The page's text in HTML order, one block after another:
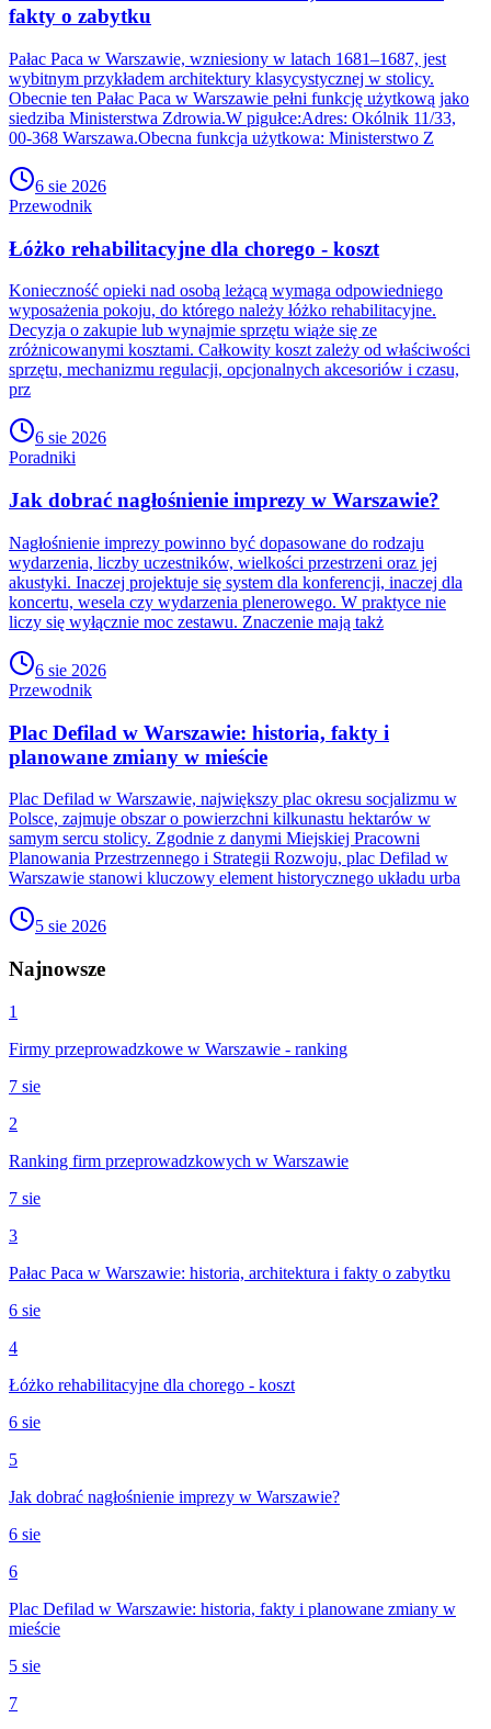
fakty o zabytku
Pałac Paca w Warszawie, wzniesiony w latach 1681–1687, jest
wybitnym przykładem architektury klasycystycznej w stolicy.
Obecnie ten Pałac Paca w Warszawie pełni funkcję użytkową jako
siedziba Ministerstwa Zdrowia.W pigułce:Adres: Okólnik 11/33,
00-368 Warszawa.Obecna funkcja użytkowa: Ministerstwo Z
6 sie 2026
Przewodnik
Łóżko rehabilitacyjne dla chorego - koszt
Konieczność opieki nad osobą leżącą wymaga odpowiedniego
wyposażenia pokoju, do którego należy łóżko rehabilitacyjne.
Decyzja o zakupie lub wynajmie sprzętu wiąże się ze
zróżnicowanymi kosztami. Całkowity koszt zależy od właściwości
sprzętu, mechanizmu regulacji, opcjonalnych akcesoriów i czasu,
prz
6 sie 2026
Poradniki
Jak dobrać nagłośnienie imprezy w Warszawie?
Nagłośnienie imprezy powinno być dopasowane do rodzaju
wydarzenia, liczby uczestników, wielkości przestrzeni oraz jej
akustyki. Inaczej projektuje się system dla konferencji, inaczej dla
koncertu, wesela czy wydarzenia plenerowego. W praktyce nie
liczy się wyłącznie moc zestawu. Znaczenie mają takż
6 sie 2026
Przewodnik
Plac Defilad w Warszawie: historia, fakty i
planowane zmiany w mieście
Plac Defilad w Warszawie, największy plac okresu socjalizmu w
Polsce, zajmuje obszar o powierzchni kilkunastu hektarów w
samym sercu stolicy. Zgodnie z danymi Miejskiej Pracowni
Planowania Przestrzennego i Strategii Rozwoju, plac Defilad w
Warszawie stanowi kluczowy element historycznego układu urba
5 sie 2026
Najnowsze
1
Firmy przeprowadzkowe w Warszawie - ranking
7 sie
2
Ranking firm przeprowadzkowych w Warszawie
7 sie
3
Pałac Paca w Warszawie: historia, architektura i fakty o zabytku
6 sie
4
Łóżko rehabilitacyjne dla chorego - koszt
6 sie
5
Jak dobrać nagłośnienie imprezy w Warszawie?
6 sie
6
Plac Defilad w Warszawie: historia, fakty i planowane zmiany w
mieście
5 sie
7